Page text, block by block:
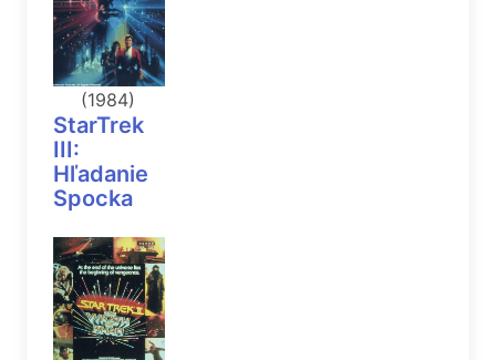
(1984)
StarTrek
III:
Hľadanie
Spocka